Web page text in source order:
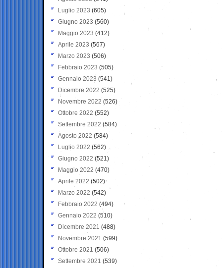
Luglio 2023 (605)
Giugno 2023 (560)
Maggio 2023 (412)
Aprile 2023 (567)
Marzo 2023 (506)
Febbraio 2023 (505)
Gennaio 2023 (541)
Dicembre 2022 (525)
Novembre 2022 (526)
Ottobre 2022 (552)
Settembre 2022 (584)
Agosto 2022 (584)
Luglio 2022 (562)
Giugno 2022 (521)
Maggio 2022 (470)
Aprile 2022 (502)
Marzo 2022 (542)
Febbraio 2022 (494)
Gennaio 2022 (510)
Dicembre 2021 (488)
Novembre 2021 (599)
Ottobre 2021 (506)
Settembre 2021 (539)